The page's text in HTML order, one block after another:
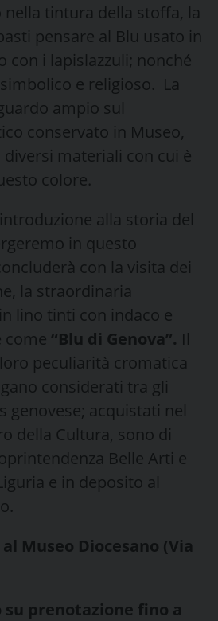
nella tintura della stoffa, la
pensare al Blu usato in
con i lapislazzuli; nonché
e religioso. La
ampio sul
conservato in Museo,
materiali con cui è
colore.
alla storia del
in questo
con la visita dei
la straordinaria
lino tinti con indaco e
come “Blu di Genova”. Il
peculiarità cromatica
considerati tra gli
genovese; acquistati nel
della Cultura, sono di
Belle Arti e
e in deposito al
Museo Diocesano (Via
su prenotazione fino a